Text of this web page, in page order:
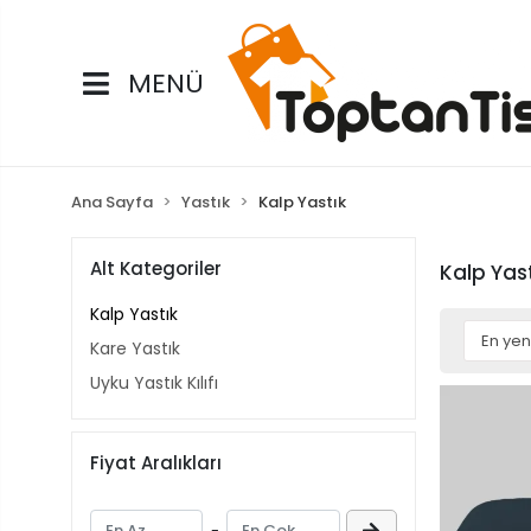
MENÜ
Ana Sayfa Yastık Kalp Yastık
Alt Kategoriler
Kalp Yastık
Kare Yastık
Uyku Yastık Kılıfı
Fiyat Aralıkları
Kalp